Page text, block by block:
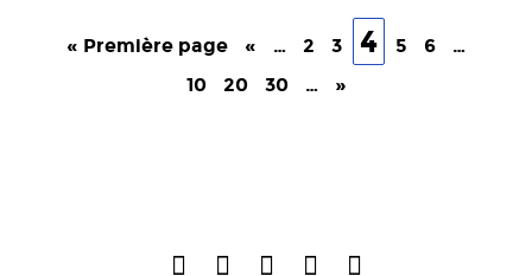
« Première page « … 2 3 4 5 6
…
10
20 30 … »